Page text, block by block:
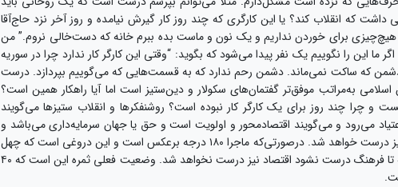
که انقلاب کند؟ یا این کارگری که چند روز کار گیرش نیامده و روز آخر نزد حاج‌آقا
برای خوردن نداریم و یک نون و ماست بده ببرم خانه که دست‌خالی نروم.” من
ما این را نگوییم یک نفر پیدا می‌شود که بگوید: “وقتی این کارگر کار ندارد چرا در سوریه
دشمن که ساکت نمی‌ماند. دشمن رحم ندارد که به قسمت‌هایی که می‌گوییم بپردازد. درست
به‌مراتب موفق‌تر گفتمان‌های سکولار و دین‌ستیز است اما آیا راهکار همین است؟
و چرا چند روز برای یک کارگر کار نبوده است؟ روشنفکرها و انقلاب ستیزها می‌گویند
می‌رود و می‌گویند اقتصادمحور و اولویت است و حق یا جهان سرمایه‌داری می‌باشد و
می‌گویند اگر اقتصاد درست شود، فرهنگ نیز درست خواهد شد. درصورتی‌که ماجرا ۱۸۰ درجه برعکس است و این دروغی است که چهل
سال به ما می‌گویند و واقعیت این است که تا فرهنگ درست نشود اقتصاد نیز درست نخواهد شد. وضعیت فعلی ثمره این است که ۴۰